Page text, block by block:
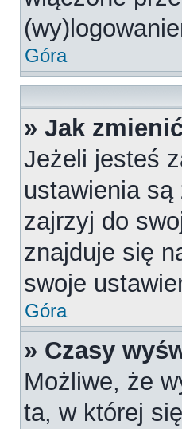
Góra
» Jak
Jeżeli jesteś
ustawienia
zajrzyj do
znajduje się
swoje
Góra
» Czasy
Możliwe, że
ta, w której